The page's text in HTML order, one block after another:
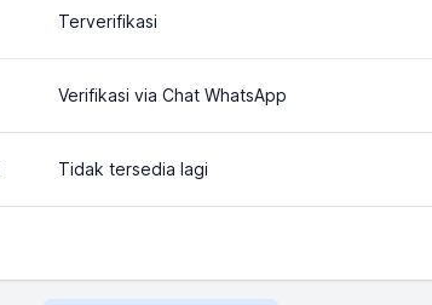
Terverifikasi
Verifikasi via Chat WhatsApp
Tidak tersedia lagi